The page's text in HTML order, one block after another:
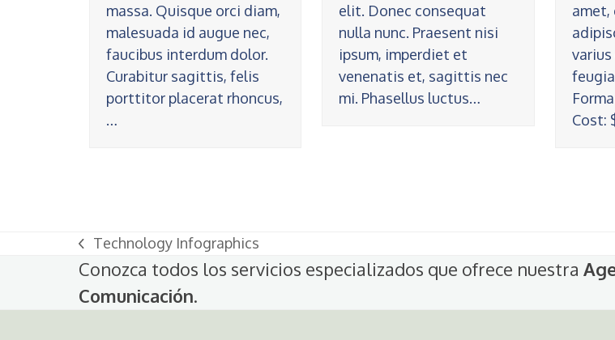
massa. Quisque orci diam,
malesuada id augue nec,
faucibus interdum dolor.
Curabitur sagittis, felis
porttitor placerat rhoncus,
…
elit. Donec consequat
nulla nunc. Praesent nisi
ipsum, imperdiet et
venenatis et, sagittis nec
mi. Phasellus luctus…
amet,
Cost:
previous
post:
Technology Infographics
Conozca todos los servicios especializados que ofrece nuestra
Comunicación.